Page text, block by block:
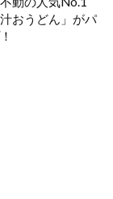
おうどん」がパ